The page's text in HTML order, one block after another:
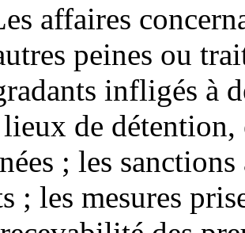
affaires
peines ou
infligés à
de détention,
; les
; les mesures